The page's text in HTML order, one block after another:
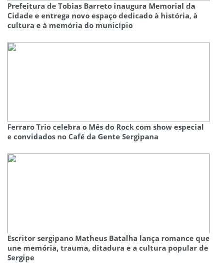
Prefeitura de Tobias Barreto inaugura Memorial da
Cidade e entrega novo espaço dedicado à história, à
cultura e à memória do município
Ferraro Trio celebra o Mês do Rock com show especial
e convidados no Café da Gente Sergipana
Escritor sergipano Matheus Batalha lança romance que
une memória, trauma, ditadura e a cultura popular de
Sergipe